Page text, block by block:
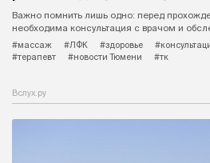
Важно помнить лишь одно: перед
необходима консультация с врачом и
#массаж
#ЛФК #здоровье
#терапевт
#новости Тюмени #тк
Вслух.ру